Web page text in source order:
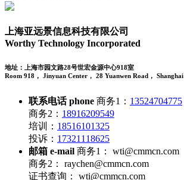
上海亚远景信息科技有限公司
Worthy Technology Incorporated
地址：上海市园文路28号世宏金源中心918室
Room 918， Jinyuan Center， 28 Yuanwen Road， Shanghai
联系电话 phone 商务1： 13524704775
商务2： 18916209549
培训： 18516101325
投诉： 17321118625
邮箱 e-mail 商务1： wti@cmmcn.com
商务2： raychen@cmmcn.com
证书查询： wti@cmmcn.com